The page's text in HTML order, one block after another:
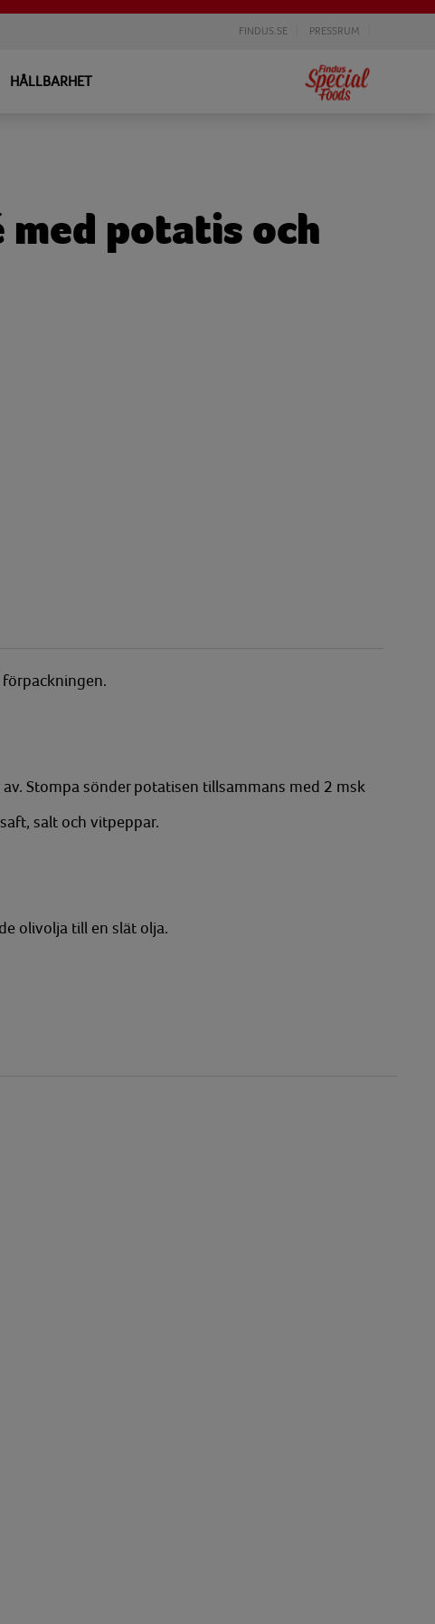
FINDUS.SE PRESSRUM
HÅLLBARHET
potatis och
Stompa sönder potatisen tillsammans med 2 msk
salt och vitpeppar.
olivolja till en slät olja.